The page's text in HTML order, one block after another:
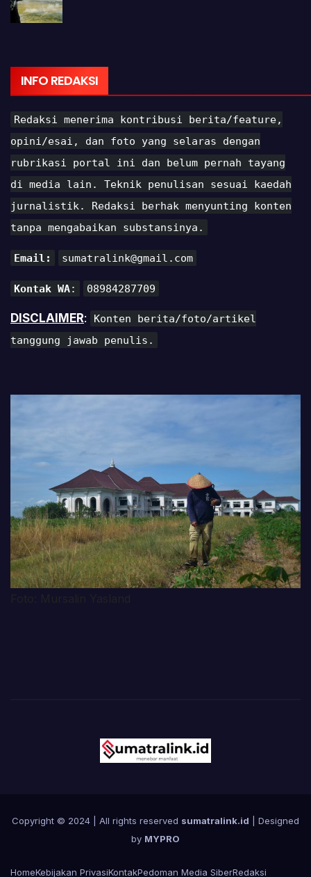
INFO REDAKSI
Redaksi menerima kontribusi berita/feature,
opini/esai, dan foto yang selaras dengan
rubrikasi portal ini dan belum pernah tayang
di media lain. Teknik penulisan sesuai kaedah
jurnalistik. Redaksi berhak menyunting konten
tanpa mengabaikan substansinya.
Email: sumatralink@gmail.com
Kontak WA: 08984287709
DISCLAIMER:
Konten berita/foto/artikel
tanggung jawab penulis.
Copyright © 2024 | All rights reserved sumatralink.id | Designed
by MYPRO
HomeKebijakan PrivasiKontakPedoman Media SiberRedaksi